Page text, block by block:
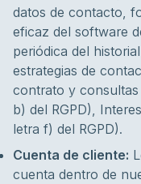
datos de contacto,
eficaz del software
periódica del
estrategias de
contrato y
b) del RGPD),
letra f) del RGPD).
Cuenta de cliente:
cuenta dentro de